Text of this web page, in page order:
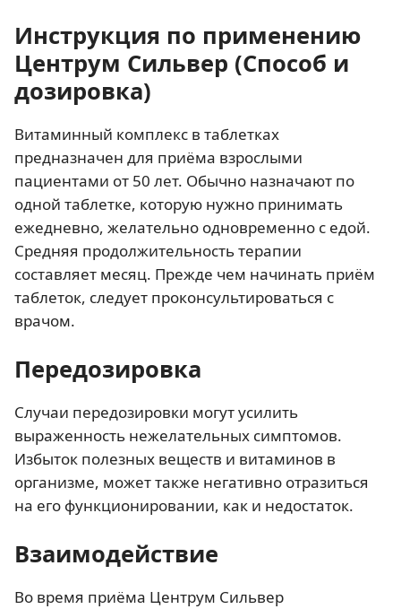
Инструкция по применению
Центрум Сильвер (Способ и
дозировка)
Витаминный комплекс в таблетках
предназначен для приёма взрослыми
пациентами от 50 лет. Обычно назначают по
одной таблетке, которую нужно принимать
ежедневно, желательно одновременно с едой.
Средняя продолжительность терапии
составляет месяц. Прежде чем начинать приём
таблеток, следует проконсультироваться с
врачом.
Передозировка
Случаи передозировки могут усилить
выраженность нежелательных симптомов.
Избыток полезных веществ и витаминов в
организме, может также негативно отразиться
на его функционировании, как и недостаток.
Взаимодействие
Во время приёма Центрум Сильвер